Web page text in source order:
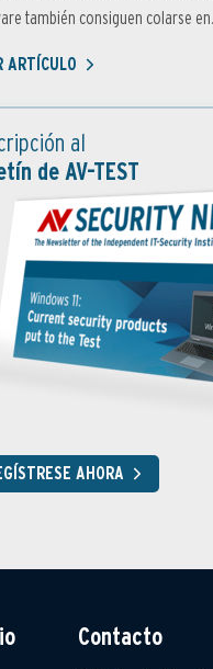
también consiguen colarse
ARTÍCULO
al
de AV-TEST
AHORA
Contacto